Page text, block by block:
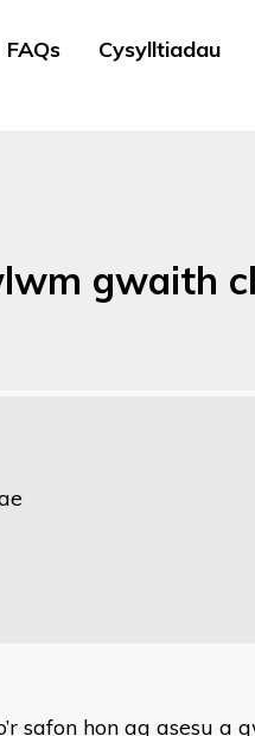
FAQs Cysylltiadau
gwaith
safon hon ag asesu a